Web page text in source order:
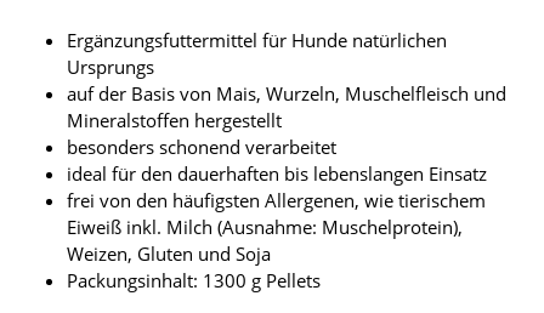
Ergänzungsfuttermittel für Hunde natürlichen
Ursprungs
auf der Basis von Mais, Wurzeln, Muschelfleisch und
Mineralstoffen hergestellt
besonders schonend verarbeitet
ideal für den dauerhaften bis lebenslangen Einsatz
frei von den häufigsten Allergenen, wie tierischem
Eiweiß inkl. Milch (Ausnahme: Muschelprotein),
Weizen, Gluten und Soja
Packungsinhalt: 1300 g Pellets